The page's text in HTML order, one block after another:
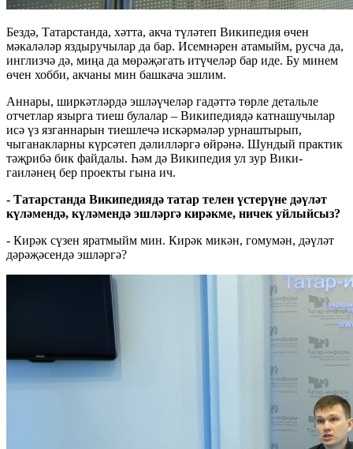
Бездә, Татарстанда, хәтта, акча түләтеп Википедия өчен
мәкаләләр яздыручылар да бар. Исемнәрен атамыйм, русча да,
инглизчә дә, миңа да мөрәҗәгать итүчеләр бар иде. Бу минем
өчен хобби, акчаны мин башкача эшлим.
Аннары, ширкәтләрдә эшләүчеләр гадәттә төрле детальле
отчетлар язырга тиеш булалар – Википедиядә катнашучылар
исә үз язганнарын тиешлечә искәрмәләр урнаштырып,
чыганакларны күрсәтеп дәлилләргә өйрәнә. Шундый практик
тәҗрибә бик файдалы. Һәм дә Википедия ул зур Вики-
гаиләнең бер проекты гына ич.
- Татарстанда Википедиядә татар телен үстерүне дәүләт
күләмендә, күләмендә эшләргә кирәкме, ничек уйлыйсыз?
- Кирәк сүзен яратмыйм мин. Кирәк микән, гомумән, дәүләт
дәрәҗәсендә эшләргә?